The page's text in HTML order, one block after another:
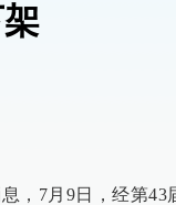
，7月9日，经第